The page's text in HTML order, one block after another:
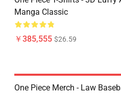
Manga Classic
￥385,555 $26.59
One Piece Merch - Law